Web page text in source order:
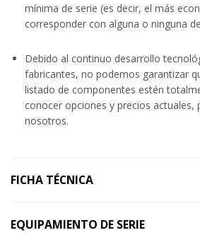
mínima de serie (es decir, el más
corresponder con alguna o ninguna
Debido al continuo desarrollo
fabricantes, no podemos garantizar
listado de componentes estén
conocer opciones y precios
nosotros.
FICHA TÉCNICA
EQUIPAMIENTO DE SERIE